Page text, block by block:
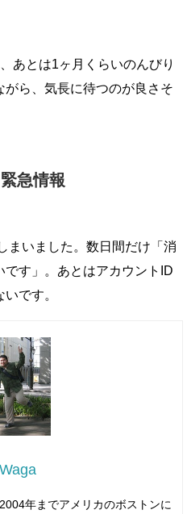
あとは1ヶ月くらいのんびり
ら、気長に待つのが良さそ
急情報
まいました。数日間だけ「消
す」。あとはアカウントID
です。
年までアメリカのボストンに